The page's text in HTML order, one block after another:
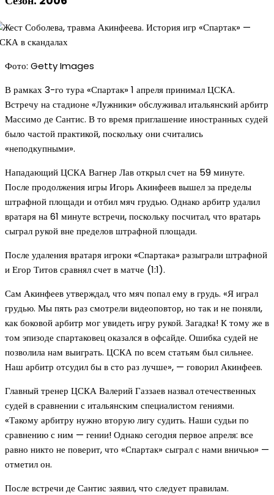
Фото: Getty Images
В рамках 3-го тура «Спартак» 1 апреля принимал ЦСКА.
Встречу на стадионе «Лужники» обслуживал итальянский арбитр
Массимо де Сантис. В то время приглашение иностранных судей
было частой практикой, поскольку они считались
«неподкупными».
Нападающий ЦСКА Вагнер Лав открыл счет на 59 минуте.
После продолжения игры Игорь Акинфеев вышел за пределы
штрафной площади и отбил мяч грудью. Однако арбитр удалил
вратаря на 61 минуте встречи, поскольку посчитал, что вратарь
сыграл рукой вне пределов штрафной площади.
После удаления вратаря игроки «Спартака» разыграли штрафной
и Егор Титов сравнял счет в матче (1:1).
Сам Акинфеев утверждал, что мяч попал ему в грудь. «Я играл
грудью. Мы пять раз смотрели видеоповтор, но так и не поняли,
как боковой арбитр мог увидеть игру рукой. Загадка! К тому же в
том эпизоде спартаковец оказался в офсайде. Ошибка судей не
позволила нам выиграть. ЦСКА по всем статьям был сильнее.
Наш арбитр отсудил бы в сто раз лучше», — говорил Акинфеев.
Главный тренер ЦСКА Валерий Газзаев назвал отечественных
судей в сравнении с итальянским специалистом гениями.
«Такому арбитру нужно вторую лигу судить. Наши судьи по
сравнению с ним — гении! Однако сегодня первое апреля: все
равно никто не поверит, что «Спартак» сыграл с нами вничью» —
отметил он.
После встречи де Сантис заявил, что следует правилам.